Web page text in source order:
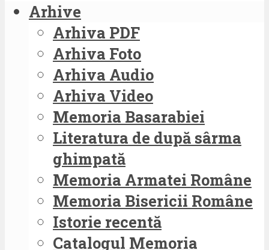
Arhive
Arhiva PDF
Arhiva Foto
Arhiva Audio
Arhiva Video
Memoria Basarabiei
Literatura de după sârma
ghimpată
Memoria Armatei Române
Memoria Bisericii Române
Istorie recentă
Catalogul Memoria